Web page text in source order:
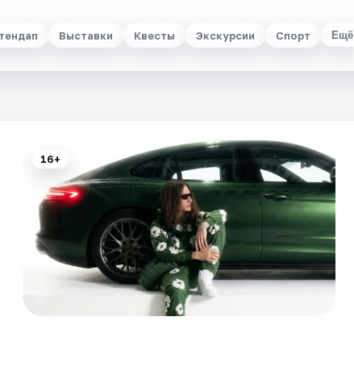
Выставки Квесты Экскурсии Спорт Ещё
16+